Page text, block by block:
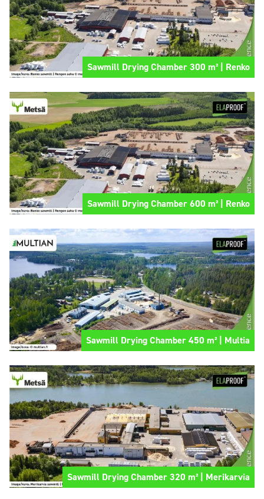
Sawmill Drying Chamber 300 m² | Renko
Sawmill Drying Chamber 600 m² | Renko
Sawmill Drying Chamber 450 m² | Multia
Sawmill Drying Chamber 320 m² | Merikarvia